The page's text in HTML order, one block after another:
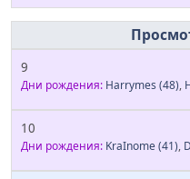
9
Дни рождения: Harrymes (48),
10
Дни рождения: KraInome(41),